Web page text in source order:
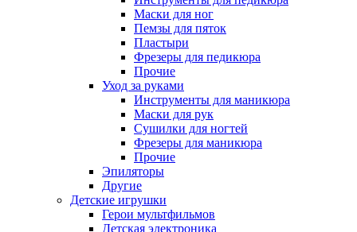
Маски для ног
Пемзы для пяток
Пластыри
Фрезеры для педикюра
Прочие
Уход за руками
Инструменты для маникюра
Маски для рук
Сушилки для ногтей
Фрезеры для маникюра
Прочие
Эпиляторы
Другие
Детские игрушки
Герои мультфильмов
Детская электроника